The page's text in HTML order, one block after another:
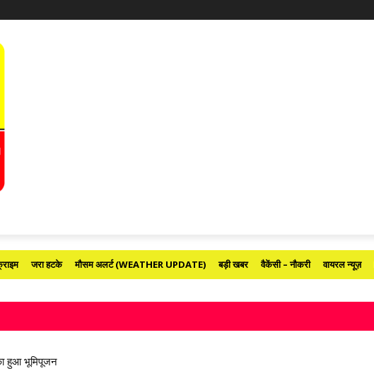
जरा हटके मौसम अलर्ट (WEATHER UPDATE) बड़ी खबर वैकेंसी – नौकरी वायरल न्यूज़
हुआ भूमिपूजनदिया स्वच्छ पर्यावरण का संदेश